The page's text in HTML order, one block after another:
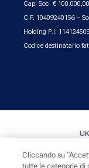
Cap. Soc. €
C.F. 10409240156 –
Holding P.I.
Codice destinatario
Cliccando su
tutte le categorie di